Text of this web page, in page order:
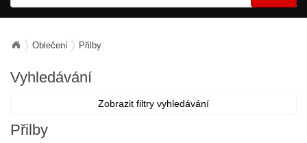
Oblečení Přilby
Vyhledávání
Zobrazit filtry vyhledávání
Přilby